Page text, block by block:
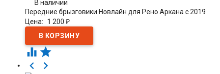
В наличии
Передние брызговики Новлайн для Рено Аркана с 2019
Цена:
1 200 ₽
 

